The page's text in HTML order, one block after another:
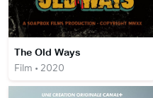
The Old Ways
Film • 2020